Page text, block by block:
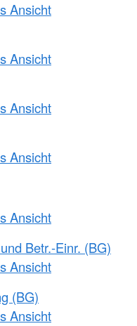
Ansicht
Ansicht
Ansicht
Ansicht
Ansicht
Betr.-Einr. (BG)
Ansicht
(BG)
Ansicht